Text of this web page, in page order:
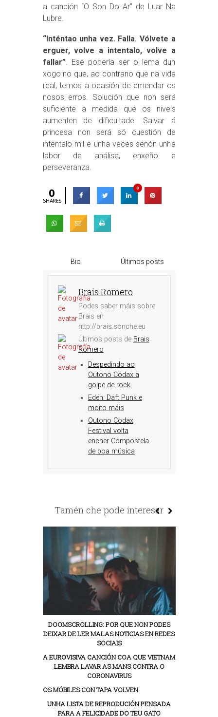
a canción “O Son Do Ar” de Luar Na
Lubre.
“Inténtao unha vez. Falla. Vólvete a
erguer, volve a intentalo, volve a
fallar”. Ese podería ser o lema dun
xogo no que, ao contrario que na vida
real, temos a ocasión de emendar os
nosos erros. Solución que non será
suficiente a medida que os niveis
aumenten de dificultade. Salvar á
princesa non será só cuestión de
intentalo mil e unha veces senón unha
labor de análise, enxeño e
perseveranza.
0
SHARES
0
Bio Últimos posts
Brais Romero
Podes saber máis sobre
Brais en
http://brais.sonche.eu
Últimos posts de Brais
Romero
Despedindo ao
Outono Códax a
golpe de rock
Edén: Daft Punk e
moito máis
Outono Codax
Festival volta
encher Compostela
de boa música
Tamén che pode interesar
DOOMSCROLLING: POR QUE NON PODES
DEIXAR DE LER MALAS NOTICIAS EN REDES
SOCIAIS
A EUROVISIVA CANCIÓN COA QUE VIETNAM
LEMBRA LAVAR AS MANS CONTRA O
CORONAVIRUS
OS MÓBILES CON TAPA VOLVEN
UNHA LISTA DE REPRODUCIÓN PENSADA
PARA A FELICIDADE DO TEU GATO